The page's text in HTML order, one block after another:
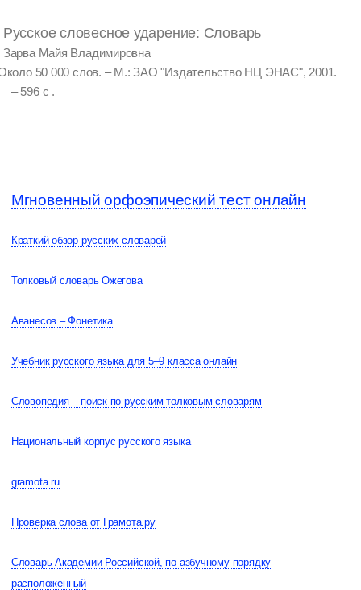
Русское словесное ударение: Словарь
Зарва Майя Владимировна
50 000 слов. – М.: ЗАО "Издательство НЦ ЭНАС", 2001.
– 596 с .
Мгновенный орфоэпический тест онлайн
Краткий обзор русских словарей
Толковый словарь Ожегова
Аванесов – Фонетика
Учебник русского языка для 5–9 класса онлайн
Словопедия – поиск по русским толковым словарям
Национальный корпус русского языка
gramota.ru
Проверка слова от Грамота.ру
Словарь Академии Российской, по азбучному порядку
расположенный